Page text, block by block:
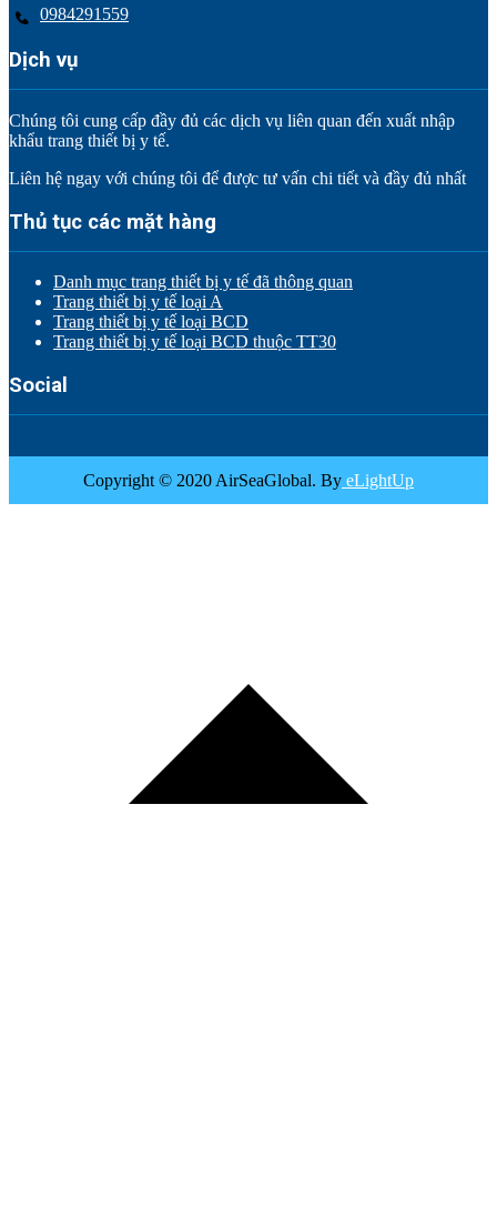
0984291559
Dịch vụ
Chúng tôi cung cấp đầy đủ các dịch vụ liên quan đến xuất nhập
khẩu trang thiết bị y tế.
Liên hệ ngay với chúng tôi để được tư vấn chi tiết và đầy đủ nhất
Thủ tục các mặt hàng
Danh mục trang thiết bị y tế đã thông quan
Trang thiết bị y tế loại A
Trang thiết bị y tế loại BCD
Trang thiết bị y tế loại BCD thuộc TT30
Social
Copyright © 2020 AirSeaGlobal. By eLightUp